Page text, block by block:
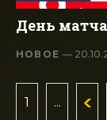
День
НОВОЕ—
1 ...